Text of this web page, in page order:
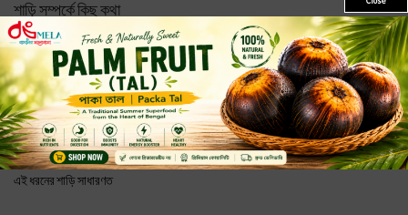
শাড়ি সম্পর্কে কিছু কথা
এটা একটিবাটিক প্রিন্টেড শাড়ি। তাই ডিজাইনটা একদম একরকম হবে না সব জায়গায়—কোথাও
একটু হালকা, কোথাও গাঢ়। এইটাই বাটিকের স্বাভাবিক বৈশিষ্ট্য।
ফ্যাব্রিকটা কটন, তাই পরতে হালকা লাগে। বেশি ভারী নয়, আবার একেবারে পাতলাও না। ঠিকঠাক
ড্রেপ করলে জায়গায় থাকে, বারবার ঠিক করতে হয় না।
কখন পরা যায়
এই ধরনের শাড়ি সাধারণত